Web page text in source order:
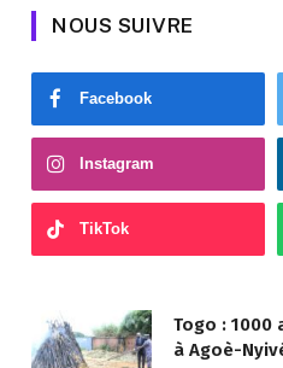
NOUS SUIVRE
Facebook
Instagram
TikTok
Togo :
à Agoè-